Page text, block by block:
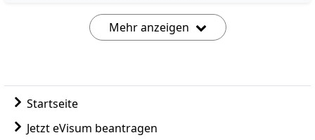
Mehr anzeigen
Startseite
Jetzt eVisum beantragen